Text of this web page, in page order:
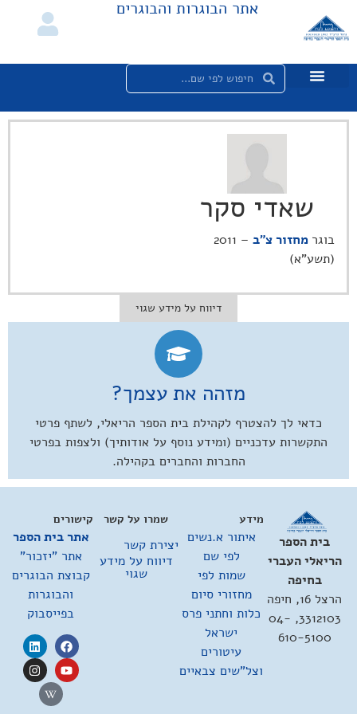
אתר הבוגרות והבוגרים
שאדי סקר
בוגר מחזור צ"ב
– 2011
(תשע"א)
דיווח על מידע שגוי
מזהה את עצמך?
כדאי לך להצטרף לקהילת בית הספר הריאלי, לשתף פרטי
התקשרות עדכניים (ומידע נוסף על אודותיך) ולצפות בפרטי
החברות והחברים בקהילה.
בית הספר
הריאלי העברי
בחיפה
הרצל 16, חיפה
3312103, 04-
610-5100
מידע
איתור א.נשים
לפי שם
שמות לפי
מחזורי סיום
כלות וחתני פרס
ישראל
עיטורים
וצל"שים צבאיים
קישורים
אתר בית הספר
אתר "יזכור"
קבוצת הבוגרים
והבוגרות
בפייסבוק
שמרו על קשר
יצירת קשר
דיווח על מידע
שגוי